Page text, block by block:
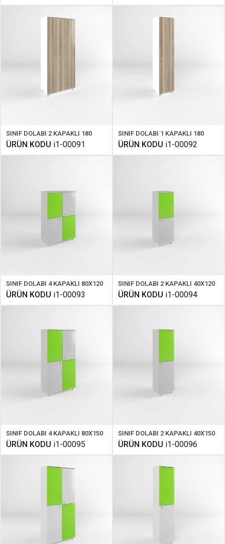
SINIF DOLABI 2 KAPAKLI 180
ÜRÜN KODU i1-00091
SINIF DOLABI 1 KAPAKLI 180
ÜRÜN KODU i1-00092
SINIF DOLABI 4 KAPAKLI 80X120
ÜRÜN KODU i1-00093
SINIF DOLABI 2 KAPAKLI 40X120
ÜRÜN KODU i1-00094
SINIF DOLABI 4 KAPAKLI 80X150
ÜRÜN KODU i1-00095
SINIF DOLABI 2 KAPAKLI 40X150
ÜRÜN KODU i1-00096